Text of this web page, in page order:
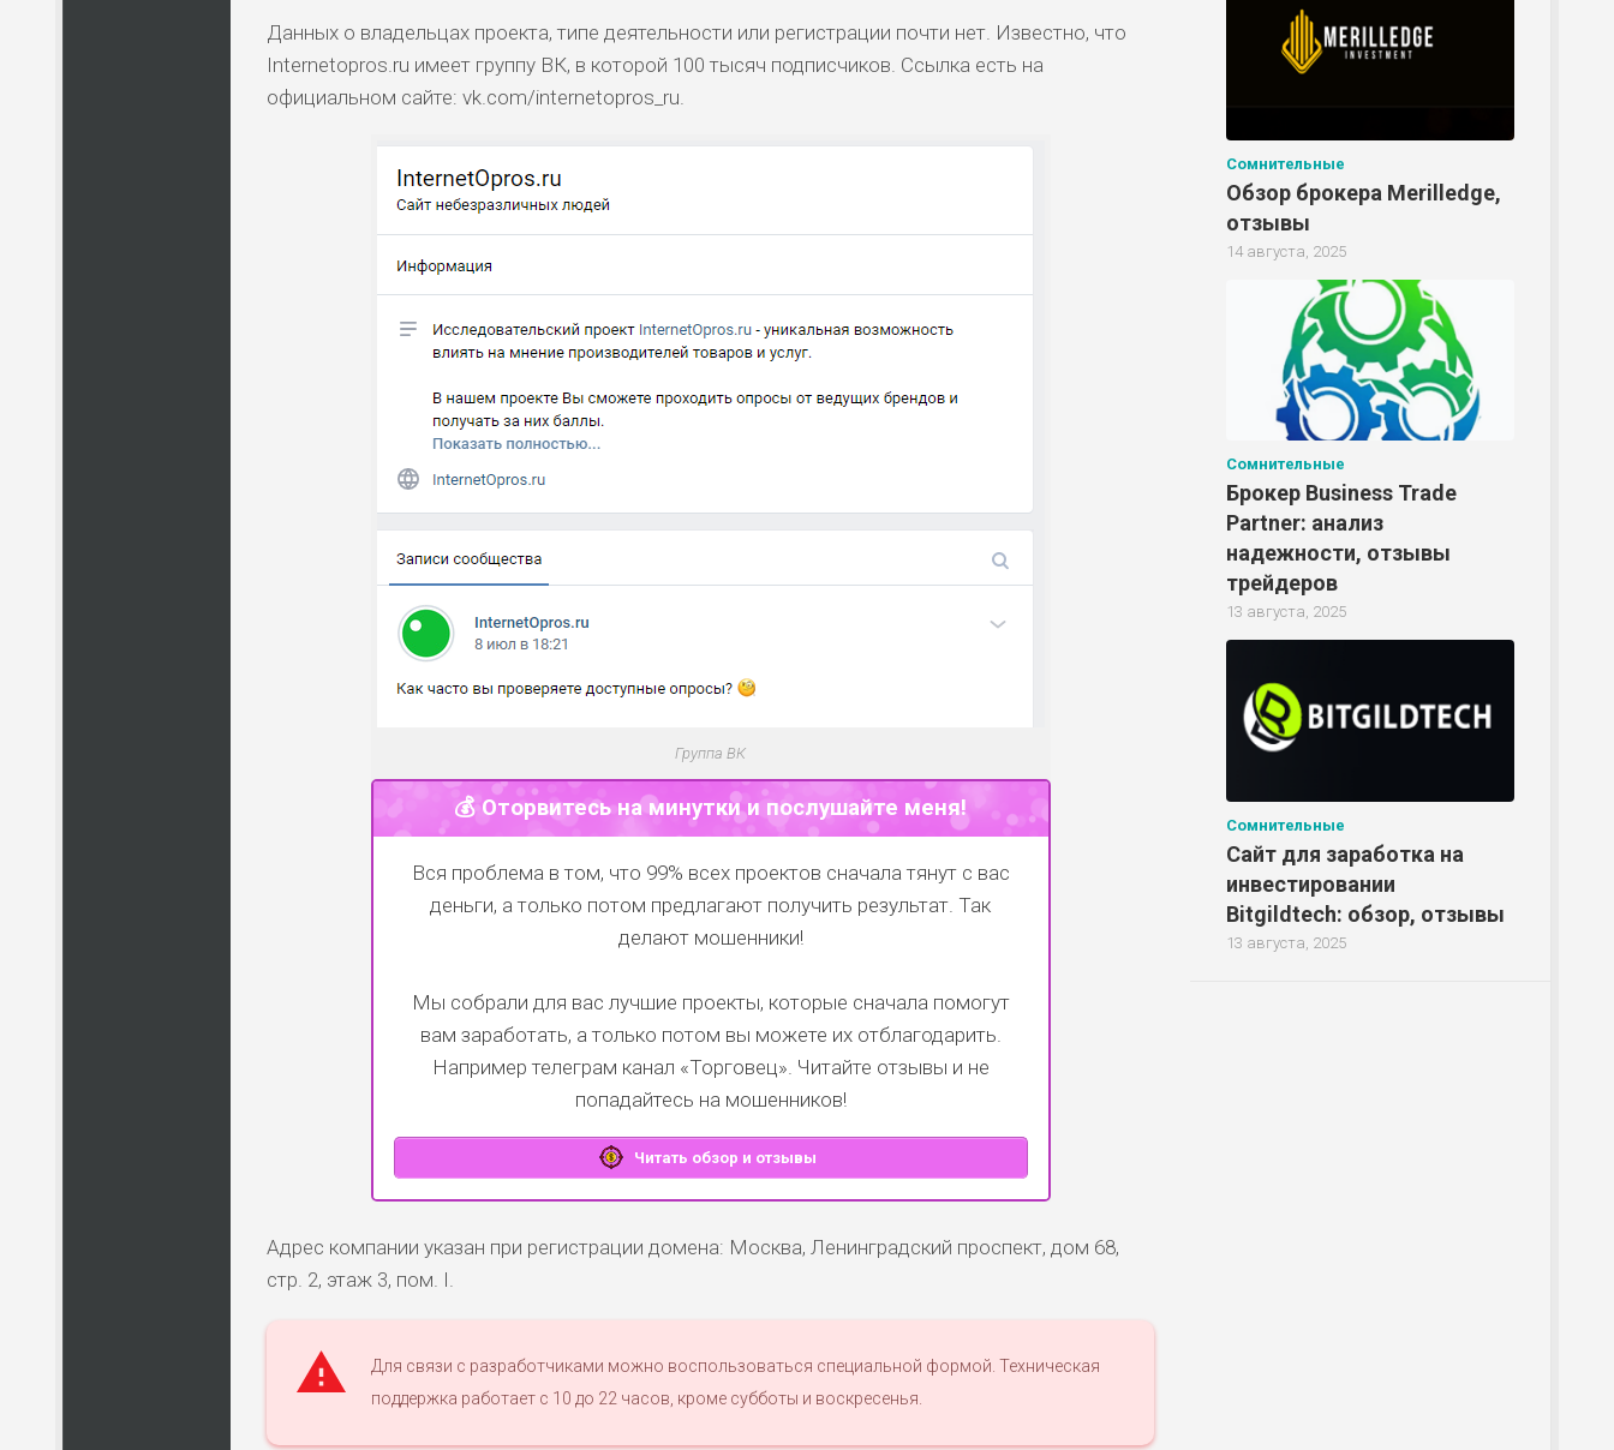
Данных о владельцах проекта, типе деятельности или регистрации почти нет. Известно, что
Internetopros.ru имеет группу ВК, в которой 100 тысяч подписчиков. Ссылка есть на
официальном сайте: vk.com/internetopros_ru.
Группа ВК
💰 Оторвитесь на минутки и послушайте меня!
Вся проблема в том, что 99% всех проектов сначала тянут с вас
деньги, а только потом предлагают получить результат. Так
делают мошенники!
Мы собрали для вас лучшие проекты, которые сначала помогут
вам заработать, а только потом вы можете их отблагодарить.
Например телеграм канал «Торговец» . Читайте отзывы и не
попадайтесь на мошенников!
Читать обзор и отзывы
Адрес компании указан при регистрации домена: Москва, Ленинградский проспект, дом 68,
стр. 2, этаж 3, пом. I.
Для связи с разработчиками можно воспользоваться специальной формой. Техническая
поддержка работает с 10 до 22 часов, кроме субботы и воскресенья.
Сомнительные
Обзор брокера Merilledge,
отзывы
14 августа, 2025
Сомнительные
Брокер Business Trade
Partner: анализ
надежности, отзывы
трейдеров
13 августа, 2025
Сомнительные
Сайт для заработка на
инвестировании
Bitgildtech: обзор, отзывы
13 августа, 2025